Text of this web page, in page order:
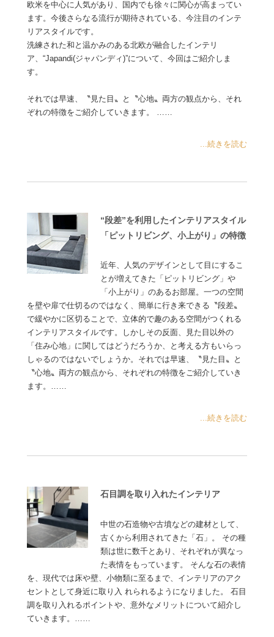
欧米を中心に人気があり、国内でも徐々に関心が高まってい
ます。今後さらなる流行が期待されている、今注目のインテ
リアスタイルです。
洗練された和と温かみのある北欧が融合したインテリ
ア、“Japandi(ジャパンディ)”について、今回はご紹介しま
す。
それでは早速、〝見た目〟と〝心地〟両方の観点から、それ
ぞれの特徴をご紹介していきます。 ……
...続きを読む
“段差”を利用したインテリアスタイル
「ピットリビング、小上がり」の特徴
近年、人気のデザインとして目にするこ
とが増えてきた「ピットリビング」や
「小上がり」のあるお部屋。一つの空間
を壁や扉で仕切るのではなく、簡単に行き来できる〝段差〟
で緩やかに区切ることで、立体的で趣のある空間がつくれる
インテリアスタイルです。しかしその反面、見た目以外の
「住み心地」に関してはどうだろうか、と考える方もいらっ
しゃるのではないでしょうか。それでは早速、〝見た目〟と
〝心地〟両方の観点から、それぞれの特徴をご紹介していき
ます。……
...続きを読む
石目調を取り入れたインテリア
中世の石造物や古墳などの建材として、
古くから利用されてきた「石」。 その種
類は世に数千とあり、それぞれが異なっ
た表情をもっています。 そんな石の表情
を、現代では床や壁、小物類に至るまで、インテリアのアク
セントとして身近に取り入 れられるようになりました。 石目
調を取り入れるポイントや、意外なメリットについて紹介し
ていきます。……